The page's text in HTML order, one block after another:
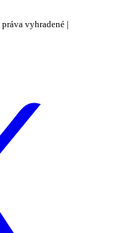
vyhradené |